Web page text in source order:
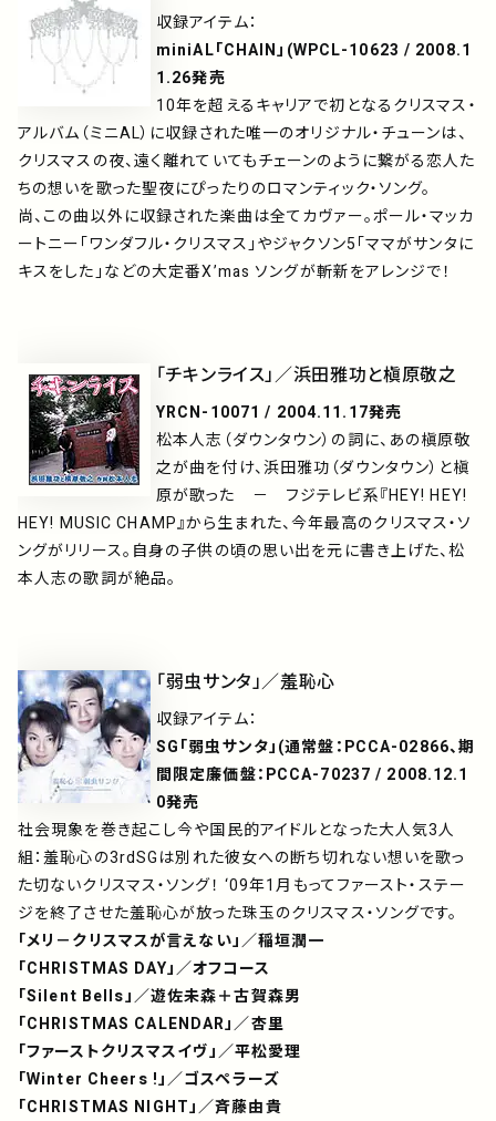
収録アイテム：
miniAL「CHAIN」(WPCL-10623 / 2008.1
1.26発売
10年を超えるキャリアで初となるクリスマス・
アルバム（ミニAL）に収録された唯一のオリジナル・チューンは、
クリスマスの夜、遠く離れていてもチェーンのように繋がる恋人た
ちの想いを歌った聖夜にぴったりのロマンティック・ソング。
尚、この曲以外に収録された楽曲は全てカヴァー。ポール・マッカ
ートニー「ワンダフル・クリスマス」やジャクソン5「ママがサンタに
キスをした」などの大定番X’mas ソングが斬新をアレンジで！
「チキンライス」／浜田雅功と槇原敬之
YRCN-10071 / 2004.11.17発売
松本人志（ダウンタウン）の詞に、あの槇原敬
之が曲を付け、浜田雅功（ダウンタウン）と槇
原が歌った － フジテレビ系『HEY! HEY!
HEY! MUSIC CHAMP』から生まれた、今年最高のクリスマス・ソ
ングがリリース。自身の子供の頃の思い出を元に書き上げた、松
本人志の歌詞が絶品。
「弱虫サンタ」／羞恥心
収録アイテム：
SG「弱虫サンタ」(通常盤：PCCA-02866、期
間限定廉価盤：PCCA-70237 / 2008.12.1
0発売
社会現象を巻き起こし今や国民的アイドルとなった大人気3人
組：羞恥心の3rdSGは別れた彼女への断ち切れない想いを歌っ
た切ないクリスマス・ソング！ ‘09年1月もってファースト・ステー
ジを終了させた羞恥心が放った珠玉のクリスマス・ソングです。
「メリ－クリスマスが言えない」／稲垣潤一
「CHRISTMAS DAY」／オフコース
「Silent Bells」／遊佐未森＋古賀森男
「CHRISTMAS CALENDAR」／杏里
「ファーストクリスマスイヴ」／平松愛理
「Winter Cheers !」／ゴスペラーズ
「CHRISTMAS NIGHT」／斉藤由貴